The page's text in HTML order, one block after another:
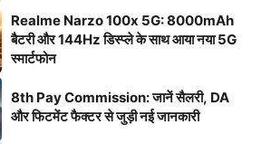
Realme Narzo 100x 5G: 8000mAh
बैटरी और 144Hz डिस्प्ले के साथ आया नया 5G
स्मार्टफोन
8th Pay Commission: जानें सैलरी, DA
और फिटमेंट फैक्टर से जुड़ी नई जानकारी